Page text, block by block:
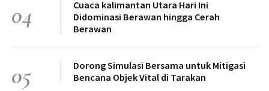
04
Cuaca kalimantan Utara Hari Ini
Didominasi Berawan hingga Cerah
Berawan
05
Dorong Simulasi Bersama untuk Mitigasi
Bencana Objek Vital di Tarakan